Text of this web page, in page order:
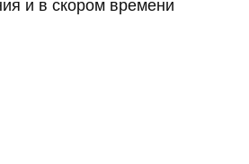
и в скором времени